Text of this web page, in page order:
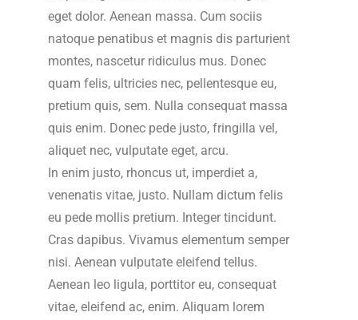
eget dolor. Aenean massa. Cum sociis
natoque penatibus et magnis dis parturient
montes, nascetur ridiculus mus. Donec
quam felis, ultricies nec, pellentesque eu,
pretium quis, sem. Nulla consequat massa
quis enim. Donec pede justo, fringilla vel,
aliquet nec, vulputate eget, arcu.
In enim justo, rhoncus ut, imperdiet a,
venenatis vitae, justo. Nullam dictum felis
eu pede mollis pretium. Integer tincidunt.
Cras dapibus. Vivamus elementum semper
nisi. Aenean vulputate eleifend tellus.
Aenean leo ligula, porttitor eu, consequat
vitae, eleifend ac, enim. Aliquam lorem